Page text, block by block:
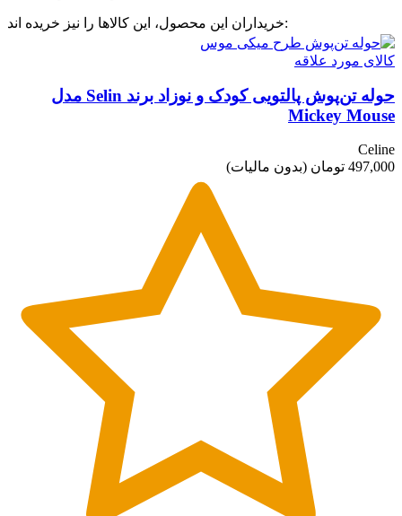
خریداران این محصول، این کالاها را نیز خریده اند:
کالای مورد علاقه
حوله تن‌پوش پالتویی کودک و نوزاد برند Selin مدل
Mickey Mouse
Celine
497,000 تومان
(بدون مالیات)